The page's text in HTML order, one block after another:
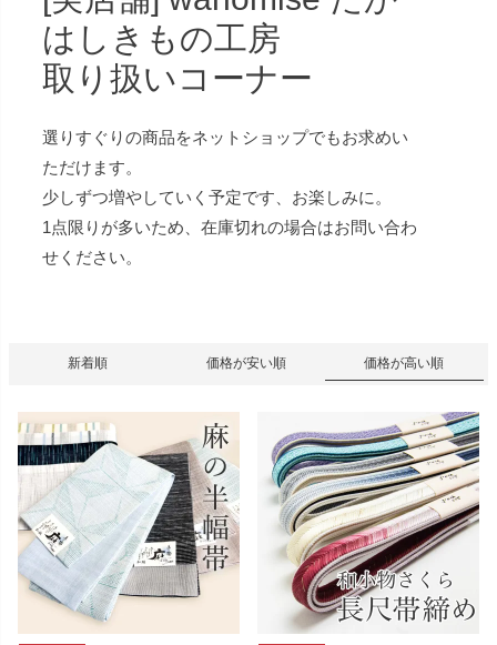
はしきもの工房
取り扱いコーナー
選りすぐりの商品をネットショップでもお求めい
ただけます。
少しずつ増やしていく予定です、お楽しみに。
1点限りが多いため、在庫切れの場合はお問い合わ
せください。
新着順 価格が安い順 価格が高い順